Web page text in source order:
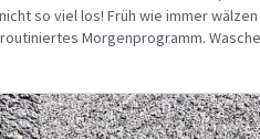
so viel los! Früh wie immer
Morgenprogramm.